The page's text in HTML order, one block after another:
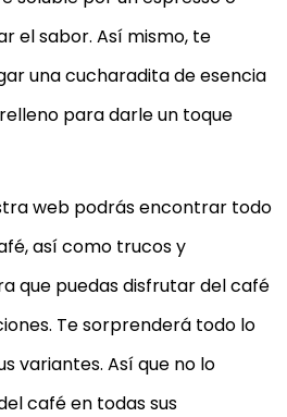
el sabor. Así mismo, te
una cucharadita de esencia
para darle un toque
web podrás encontrar todo
así como trucos y
que puedas disfrutar del café
Te sorprenderá todo lo
variantes. Así que no lo
café en todas sus